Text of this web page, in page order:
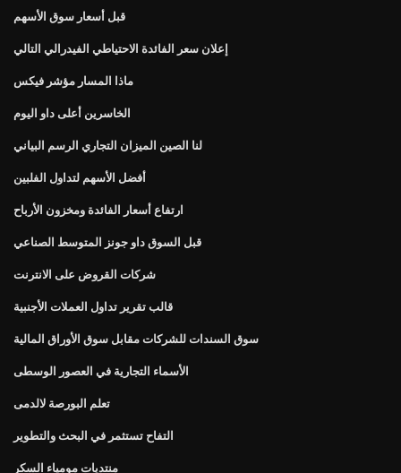
قبل أسعار سوق الأسهم
إعلان سعر الفائدة الاحتياطي الفيدرالي التالي
ماذا المسار مؤشر فيكس
الخاسرين أعلى داو اليوم
لنا الصين الميزان التجاري الرسم البياني
أفضل الأسهم لتداول الفلبين
ارتفاع أسعار الفائدة ومخزون الأرباح
قبل السوق داو جونز المتوسط ​​الصناعي
شركات القروض على الانترنت
قالب تقرير تداول العملات الأجنبية
سوق السندات للشركات مقابل سوق الأوراق المالية
الأسماء التجارية في العصور الوسطى
تعلم البورصة لالدمى
التفاح تستثمر في البحث والتطوير
منتديات مومياء السكر